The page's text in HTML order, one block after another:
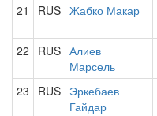
21 RUS Жабко Макар
22 RUS Алиев
Марсель
23 RUS Эркебаев
Гайдар